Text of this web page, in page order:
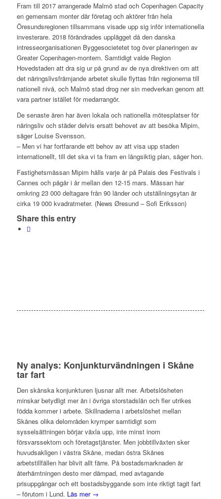
Fram till 2017 arrangerade Malmö stad och Copenhagen Capacity
en gemensam monter där företag och aktörer från hela
Öresundsregionen tillsammans visade upp sig inför internationella
investerare. 2018 förändrades upplägget då den danska
intresseorganisationen Byggesocietetet tog över planeringen av
Greater Copenhagen-montern. Samtidigt valde Region
Hovedstaden att dra sig ur på grund av de nya direktiven om att
det näringslivsfrämjande arbetet skulle flyttas från regionerna till
nationell nivå, och Malmö stad drog ner sin medverkan genom att
vara partner istället för medarrangör.
De senaste åren har även lokala och nationella mötesplatser för
näringsliv och städer delvis ersatt behovet av att besöka Mipim,
säger Louise Svensson.
– Men vi har fortfarande ett behov av att visa upp staden
internationellt, till det ska vi ta fram en långsiktig plan, säger hon.
Fastighetsmässan Mipim hålls varje år på Palais des Festivals i
Cannes och pågår i år mellan den 12-15 mars. Mässan har
omkring 23 000 deltagare från 90 länder och utställningsytan är
cirka 19 000 kvadratmeter. (News Øresund – Sofi Eriksson)
Share this entry
Ny analys: Konjunkturvändningen i Skåne
tar fart
Den skånska konjunkturen ljusnar allt mer. Arbetslösheten
minskar betydligt mer än i övriga storstadslän och fler utrikes
födda kommer i arbete. Skillnaderna i arbetslöshet mellan
Skånes olika delområden krymper samtidigt som
sysselsättningen börjar växla upp, inte minst inom
försvarssektorn och företagstjänster. Men jobbtillväxten sker
huvudsakligen i västra Skåne, medan östra Skånes
arbetstillfällen har blivit allt färre. På bostadsmarknaden är
återhämtningen desto mer dämpad, med avtagande
prisuppgångar och ett bostadsbyggande som inte riktigt tagit fart
– förutom i Lund. Läs mer →